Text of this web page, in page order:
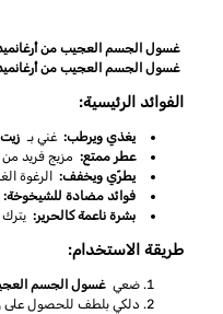
غسول الجسم العجيب من
غسول الجسم العجيب من
الفوائد الرئيسية:
يغذي ويرطب: غني بـ زيت
عطر ممتع: مزيج فريد
يطرّي ويخفف:
الرغوة
فوائد مضادة للشيخوخة:
بشرة ناعمة كالحرير:
طريقة الاستخدام:
ضعي غسول الجسم
دلكي بلطف للحصول على